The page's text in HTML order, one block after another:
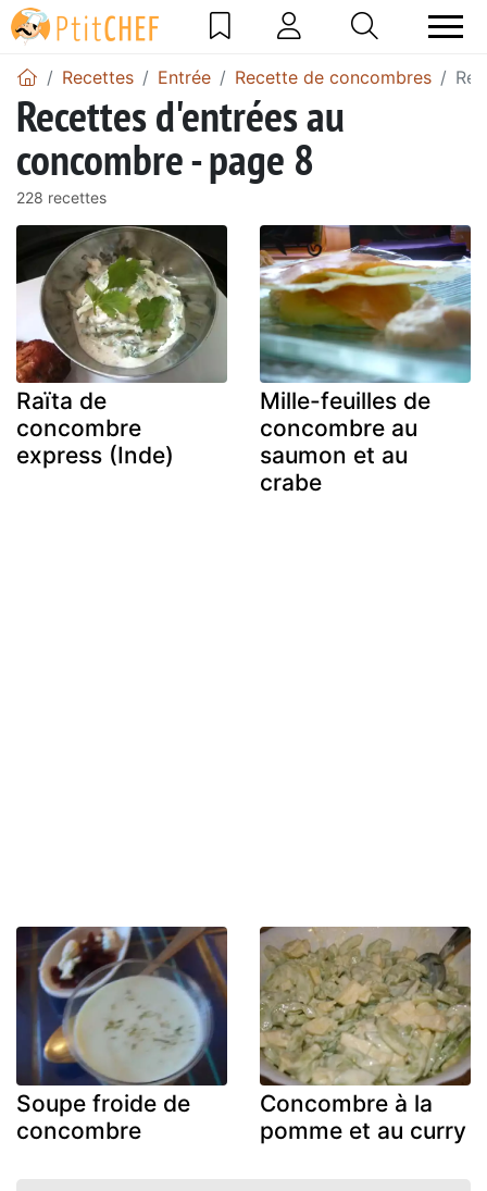
Recettes Entrée Recette de concombres
Recettes d'entrées au
concombre - page 8
228 recettes
Raïta de
concombre
express (Inde)
Mille-feuilles de
concombre au
saumon et au
crabe
Soupe froide de
concombre
Concombre à la
pomme et au curry